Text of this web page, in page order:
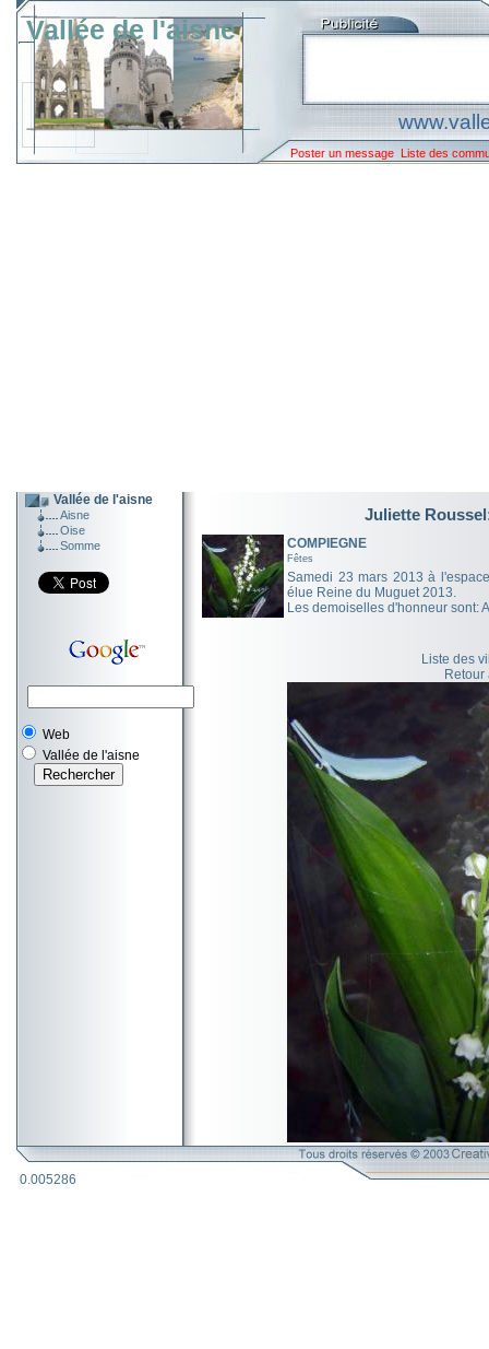
Vallée de l'aisne
Poster un message Liste des
Vallée de l'aisne
Aisne
Oise
Somme
Web
Vallée de l'aisne
Juliette
COMPIEGNE
Fêtes
Samedi 23 mars 2013 à
élue Reine du Muguet 2013.
Les demoiselles d'honneur sont:
Liste des
Retour
0.005286